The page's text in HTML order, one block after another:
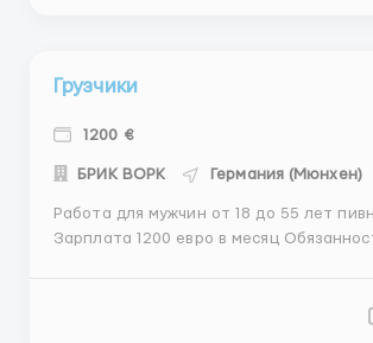
Грузчики
1200 €
БРИК ВОРК Германия (Мюнхен)
Работа для мужчин от 18 до 55 лет
Зарплата 1200 евро в месяц Обязанности погрузка -